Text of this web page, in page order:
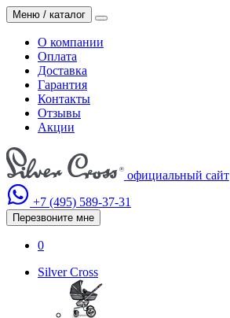
Меню / каталог
О компании
Оплата
Доставка
Гарантия
Контакты
Отзывы
Акции
официальный сайт
+7 (495) 589-37-31
Перезвоните мне
0
Silver Cross